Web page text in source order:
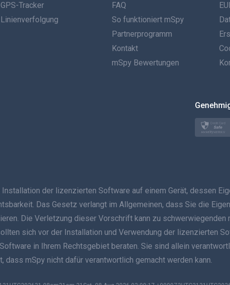
Italiano
Türkçe
Norsk
Svenska
简体中文
GPS-Tracker
Linienverfolgung
FAQ
So funktioniert mSpy
Partnerprogramm
Kontakt
mSpy Bewertungen
Installation der lizenzierten Software auf einem Gerät, dessen
Das Gesetz verlangt im Allgemeinen, dass Sie die
Die Verletzung dieser Vorschrift kann zu schwerwiegenden
sich vor der Installation und Verwendung der lizenzierten
in Ihrem Rechtsgebiet beraten. Sie sind allein
mSpy nicht dafür verantwortlich gemacht werden kann.